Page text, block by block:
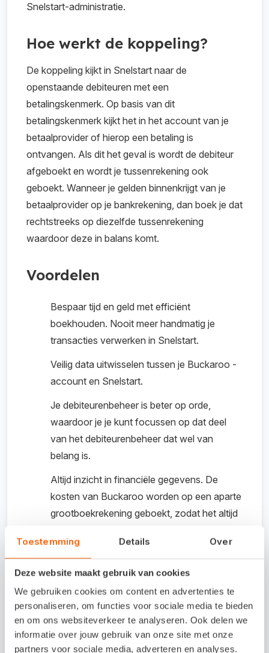
Toestemming Details Over
Deze website maakt gebruik van cookies
We gebruiken cookies om content en advertenties te
personaliseren, om functies voor sociale media te bieden
en om ons websiteverkeer te analyseren. Ook delen we
informatie over jouw gebruik van onze site met onze
partners voor sociale media, adverteren en analyses.
Snelstart-administratie.
Hoe werkt de koppeling?
De koppeling kijkt in Snelstart naar de
openstaande debiteuren met een
betalingskenmerk. Op basis van dit
betalingskenmerk kijkt het in het account van je
betaalprovider of hierop een betaling is
ontvangen. Als dit het geval is wordt de debiteur
afgeboekt en wordt je tussenrekening ook
geboekt. Wanneer je gelden binnenkrijgt van je
betaalprovider op je bankrekening, dan boek je dat
rechtstreeks op diezelfde tussenrekening
waardoor deze in balans komt.
Voordelen
Bespaar tijd en geld met efficiënt
boekhouden. Nooit meer handmatig je
transacties verwerken in Snelstart.
Veilig data uitwisselen tussen je Buckaroo -
account en Snelstart.
Je debiteurenbeheer is beter op orde,
waardoor je je kunt focussen op dat deel
van het debiteurenbeheer dat wel van
belang is.
Altijd inzicht in financiële gegevens. De
kosten van Buckaroo worden op een aparte
grootboekrekening geboekt, zodat het altijd
Kosten koppeling /
proefperiode
€ 20 per maand.